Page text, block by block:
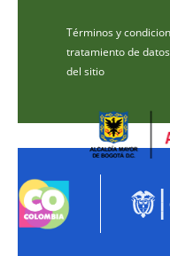
Términos y
tratamiento de
del sitio